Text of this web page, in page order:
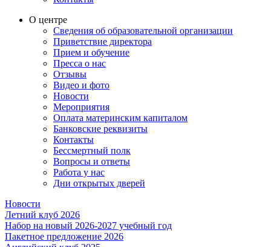
О центре
Сведения об образовательной организации
Приветствие директора
Прием и обучение
Пресса о нас
Отзывы
Видео и фото
Новости
Мероприятия
Оплата материнским капиталом
Банковские реквизиты
Контакты
Бессмертный полк
Вопросы и ответы
Работа у нас
Дни открытых дверей
Новости
Летний клуб 2026
Набор на новый 2026-2027 учебный год
Пакетное предложение 2026